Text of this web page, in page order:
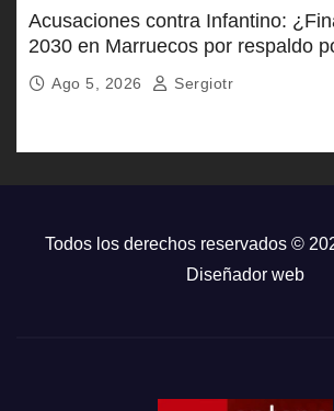
Acusaciones contra Infantino:
2030 en Marruecos por respaldo
Ago 5, 2026 Sergiotr
Todos los derechos reservados ©
Diseñador web